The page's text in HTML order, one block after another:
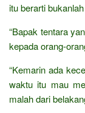
itu berarti
“Bapak tentara
kepada orang-
“Kemarin ada
waktu itu mau
malah dari